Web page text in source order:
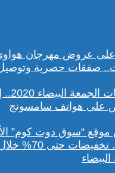
عروض مهرجان
صفقات حصرية
على هواتف سامسونج
“سوق دوت كوم”
مجدداً..